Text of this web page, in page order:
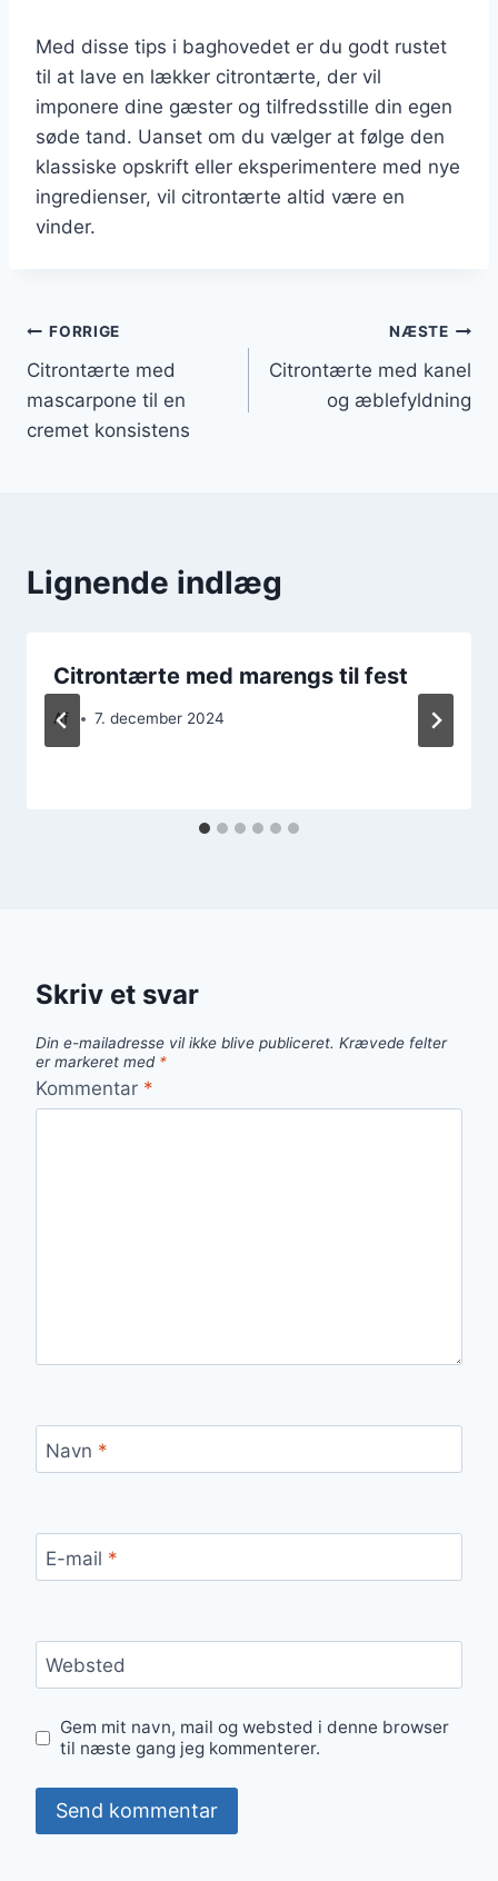
Med disse tips i baghovedet er du godt rustet
til at lave en lækker citrontærte, der vil
imponere dine gæster og tilfredsstille din egen
søde tand. Uanset om du vælger at følge den
klassiske opskrift eller eksperimentere med nye
ingredienser, vil citrontærte altid være en
vinder.
Indlægsnavigation
FORRIGE
Citrontærte med
mascarpone til en
cremet konsistens
NÆSTE
Citrontærte med kanel
og æblefyldning
Lignende indlæg
Citrontærte med marengs til fest
Af 7. december 2024
Skriv et svar
Din e-mailadresse vil ikke blive publiceret. Krævede felter
er markeret med *
Kommentar *
Navn *
E-mail *
Websted
Gem mit navn, mail og websted i denne browser
til næste gang jeg kommenterer.